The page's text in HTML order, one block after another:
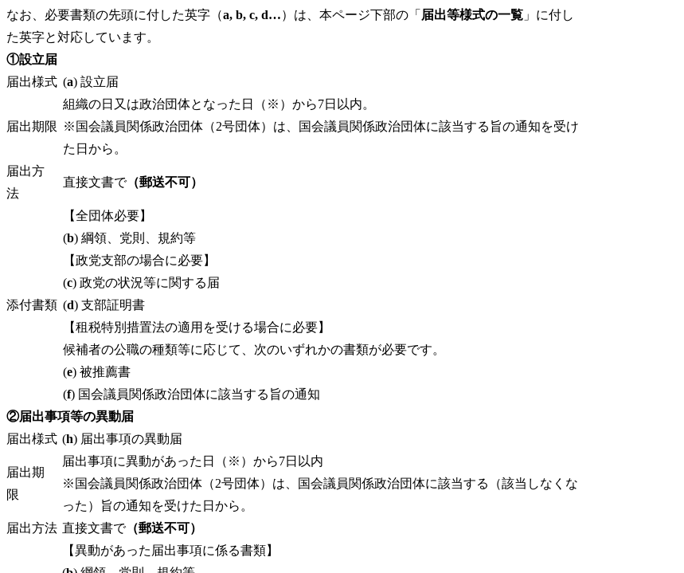
なお、必要書類の先頭に付した英字（a, b, c, d…）は、本ページ下部の「 届出等様式の一覧 」に付し
た英字と対応しています。
①設立届
届出様式 (a) 設立届
届出期限
組織の日又は政治団体となった日（※）から7日以内。
※国会議員関係政治団体（2号団体）は、国会議員関係政治団体に該当する旨の通知を受け
た日から。
届出方
法
直接文書で（郵送不可）
添付書類
【全団体必要】
(b) 綱領、党則、規約等
【政党支部の場合に必要】
(c) 政党の状況等に関する届
(d) 支部証明書
【租税特別措置法の適用を受ける場合に必要】
候補者の公職の種類等に応じて、次のいずれかの書類が必要です。
(e) 被推薦書
(f) 国会議員関係政治団体に該当する旨の通知
②届出事項等の異動届
届出様式 (h) 届出事項の異動届
届出期
限
届出事項に異動があった日（※）から7日以内
※国会議員関係政治団体（2号団体）は、国会議員関係政治団体に該当する（該当しなくな
った）旨の通知を受けた日から。
届出方法 直接文書で（郵送不可）
【異動があった届出事項に係る書類】